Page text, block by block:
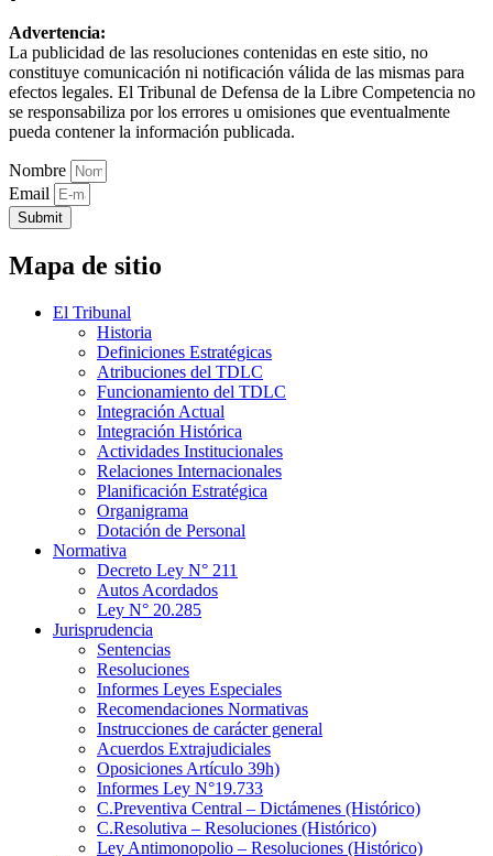
Advertencia:
La publicidad de las resoluciones contenidas en este sitio, no
constituye comunicación ni notificación válida de las mismas para
efectos legales. El Tribunal de Defensa de la Libre Competencia no
se responsabiliza por los errores u omisiones que eventualmente
pueda contener la información publicada.
Nombre
Email
Submit
Mapa de sitio
El Tribunal
Historia
Definiciones Estratégicas
Atribuciones del TDLC
Funcionamiento del TDLC
Integración Actual
Integración Histórica
Actividades Institucionales
Relaciones Internacionales
Planificación Estratégica
Organigrama
Dotación de Personal
Normativa
Decreto Ley N° 211
Autos Acordados
Ley N° 20.285
Jurisprudencia
Sentencias
Resoluciones
Informes Leyes Especiales
Recomendaciones Normativas
Instrucciones de carácter general
Acuerdos Extrajudiciales
Oposiciones Artículo 39h)
Informes Ley N°19.733
C.Preventiva Central – Dictámenes (Histórico)
C.Resolutiva – Resoluciones (Histórico)
Ley Antimonopolio – Resoluciones (Histórico)